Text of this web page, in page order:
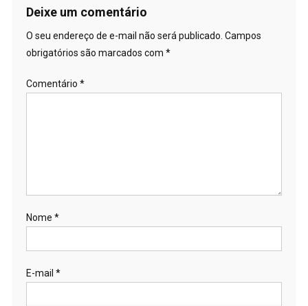
Post
Deixe um comentário
O seu endereço de e-mail não será publicado. Campos
obrigatórios são marcados com *
Comentário *
Nome *
E-mail *